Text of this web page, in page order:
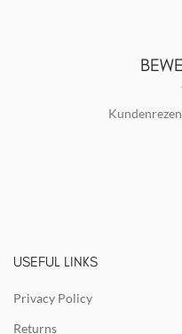
USEFUL LINKS
Privacy Policy
Returns